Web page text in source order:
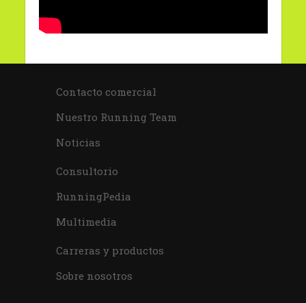
Contacto comercial
Nuestro Running Team
Noticias
Consultorio
RunningPedia
Multimedia
Carreras y productos
Sobre nosotros